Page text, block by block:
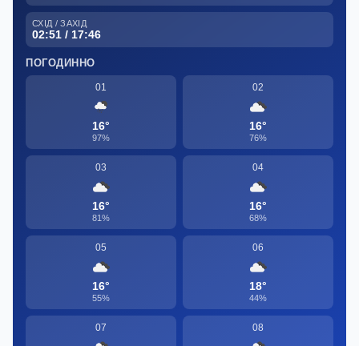
СХІД / ЗАХІД
02:51 / 17:46
ПОГОДИННО
01
16°
97%
02
16°
76%
03
16°
81%
04
16°
68%
05
16°
55%
06
18°
44%
07 08